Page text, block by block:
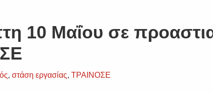
10 Μαΐου σε
,στάση εργασίας,ΤΡΑΙΝΟΣΕ